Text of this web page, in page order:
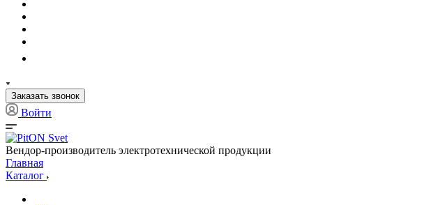
Заказать звонок
Войти
Вендор-производитель электротехнической продукции
Главная
Каталог